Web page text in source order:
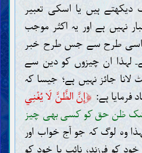
ہیں یا اسکی تعبیر
نہیں ہے اور یہ اکثر موجب
اسی طرح سے جس طرح خبر
لہذا ان چیزوں کو دین سے
جائز نہیں ہے؛ جیسا کہ
فرمایا ہے: ﴿إِنَّ الظَّنَّ لَا يُغْنِي
ظن حق کو کسی بھی چیز
وہ لوگ کہ جو آج خواب اور
کو فرزند، نائب یا خود کو